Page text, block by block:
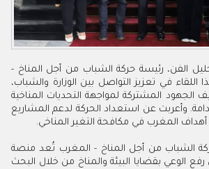
في تعزيز التواصل بين الوزارة والشباب،
الجهود المشتركة لمواجهة التحديات المناخية
وأعربت عن استعداد الحركة لدعم المشاريع
المغرب في مكافحة التغير المناخي.
الشباب من أجل المناخ - المغرب تُعد منصة
الوعي بقضايا البيئة والمناخ من خلال البحث